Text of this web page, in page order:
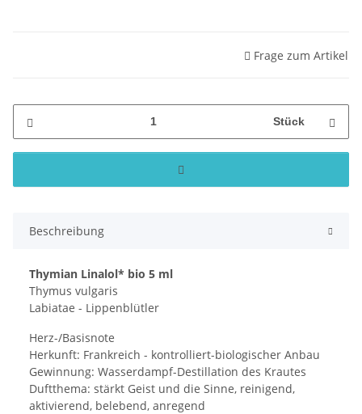
Frage zum Artikel
Stück
Beschreibung
Thymian Linalol* bio 5 ml
Thymus vulgaris
Labiatae - Lippenblütler
Herz-/Basisnote
Herkunft: Frankreich - kontrolliert-biologischer Anbau
Gewinnung: Wasserdampf-Destillation des Krautes
Duftthema: stärkt Geist und die Sinne, reinigend,
aktivierend, belebend, anregend